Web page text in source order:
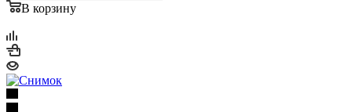
В корзину